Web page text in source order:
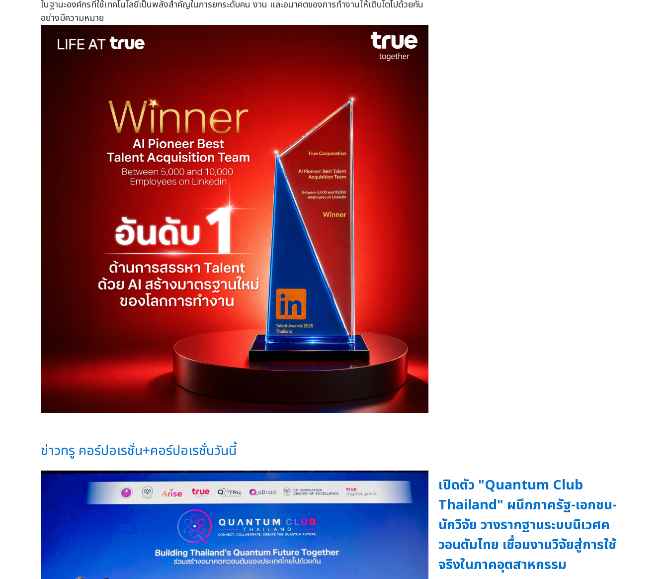
ในฐานะองค์กรที่ใช้เทคโนโลยีเป็นพลังสำคัญในการยกระดับคน งาน และอนาคตของการทำงานให้เติบโตไปด้วยกัน
อย่างมีความหมาย
ข่าวทรู คอร์ปอเรชั่น+คอร์ปอเรชั่นวันนี้
เปิดตัว "Quantum Club
Thailand" ผนึกภาครัฐ-เอกชน-
นักวิจัย วางรากฐานระบบนิเวศค
วอนตัมไทย เชื่อมงานวิจัยสู่การใช้
จริงในภาคอุตสาหกรรม